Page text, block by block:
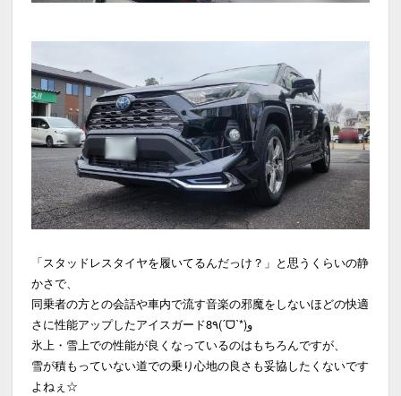
「スタッドレスタイヤを履いてるんだっけ？」と思うくらいの静
かさで、
同乗者の方との会話や車内で流す音楽の邪魔をしないほどの快適
さに性能アップしたアイスガード8٩(ˊᗜˋ*)و
氷上・雪上での性能が良くなっているのはもちろんですが、
雪が積もっていない道での乗り心地の良さも妥協したくないです
よねぇ☆